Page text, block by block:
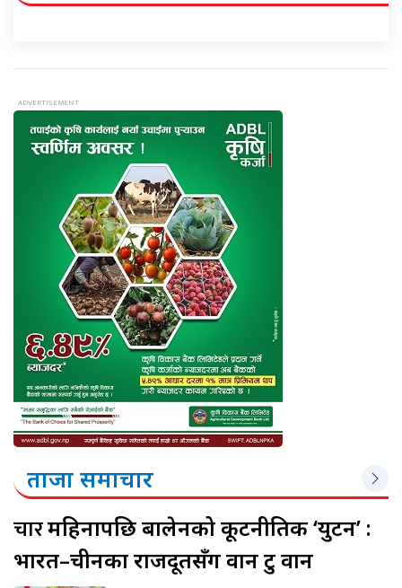
ताजा समाचार
चारमहिनापछि बालेनको कूटनीतिक ‘युटर्न’ :
भारत–चीनका राजदूतसँग वान टु वान